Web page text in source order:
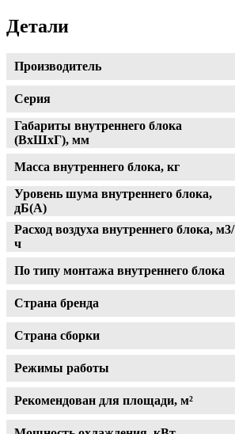
Детали
Производитель
Серия
Габариты внутреннего блока
(ВхШхГ), мм
Масса внутреннего блока, кг
Уровень шума внутреннего блока,
дБ(А)
Расход воздуха внутреннего блока, м3/
ч
По типу монтажа внутреннего блока
Страна бренда
Страна сборки
Режимы работы
Рекомендован для площади, м²